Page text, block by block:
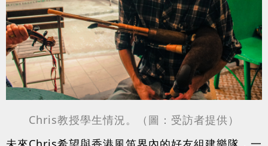
Chris教授學生情況。
（圖：受訪者提供）